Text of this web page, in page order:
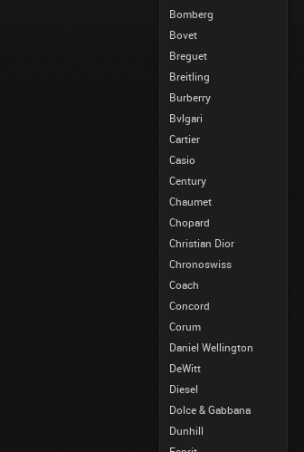
Bomberg
Bovet
Breguet
Breitling
Burberry
Bvlgari
Cartier
Casio
Century
Chaumet
Chopard
Christian Dior
Chronoswiss
Coach
Concord
Corum
Daniel Wellington
DeWitt
Diesel
Dolce & Gabbana
Dunhill